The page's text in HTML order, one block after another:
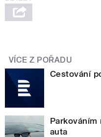
VÍCE Z POŘADU
Cestování
auta